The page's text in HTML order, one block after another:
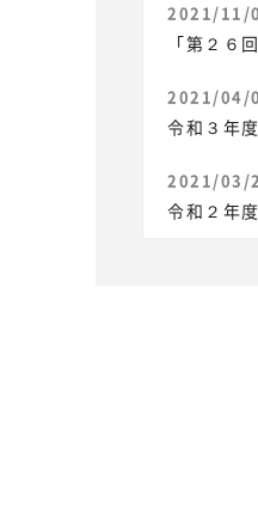
2021/11/
「第２６
2021/04/
令和３年
2021/03/
令和２年